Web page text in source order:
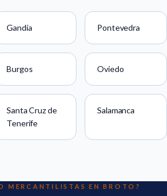
Gandía Pontevedra
Burgos Oviedo
Santa Cruz de
Tenerife
Salamanca
MERCANTILISTAS EN BROTO?